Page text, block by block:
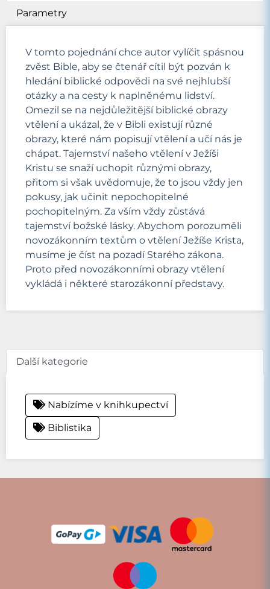
Parametry
V tomto pojednání chce autor vylíčit spásnou
zvěst Bible, aby se čtenář cítil být pozván k
hledání biblické odpovědi na své nejhlubší
otázky a na cesty k naplněnému lidství.
Omezil se na nejdůležitější biblické obrazy
vtělení a ukázal, že v Bibli existují různé
obrazy, které nám popisují vtělení a učí nás je
chápat. Tajemství našeho vtělení v Ježíši
Kristu se snaží uchopit různými obrazy,
přitom si však uvědomuje, že to jsou vždy jen
pokusy, jak učinit nepochopitelné
pochopitelným. Za vším vždy zůstává
tajemství božské lásky. Abychom porozuměli
novozákonním textům o vtělení Ježíše Krista,
musíme je číst na pozadí Starého zákona.
Proto před novozákonními obrazy vtělení
vykládá i některé starozákonní představy.
Další kategorie
Nabízíme v knihkupectví
Biblistika